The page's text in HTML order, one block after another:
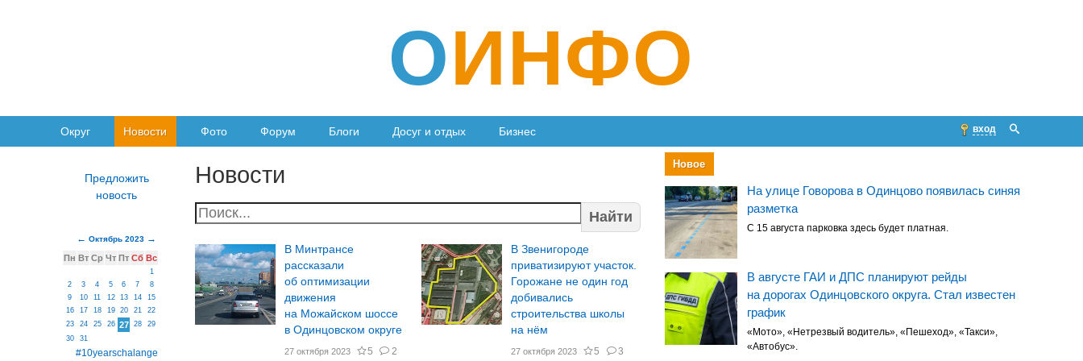
ОИНФО
Округ Новости Фото Форум Блоги Досуг и отдых Бизнес вход
Новости
Найти
В Минтрансе
рассказали
об оптимизации
движения
на Можайском шоссе
в Одинцовском округе
27 октября 2023 5 2
В Звенигороде
приватизируют участок.
Горожане не один год
добивались
строительства школы
на нём
27 октября 2023 5 3
Октябрь 2023
Пн Вт Ср Чт Пт Сб Вс
1
2
3 4 5 6 7
8
9
10 11 12 13 14
15
16
17 18 19 20 21
22
23
24 25 26 27 28
29
30
31
#10yearschalange
Новое
На улице Говорова в Одинцово появилась синяя
разметка
С 15 августа парковка здесь будет платная.
В августе ГАИ и ДПС планируют рейды
на дорогах Одинцовского округа. Стал известен
график
«Мото», «Нетрезвый водитель», «Пешеход», «Такси»,
«Автобус».